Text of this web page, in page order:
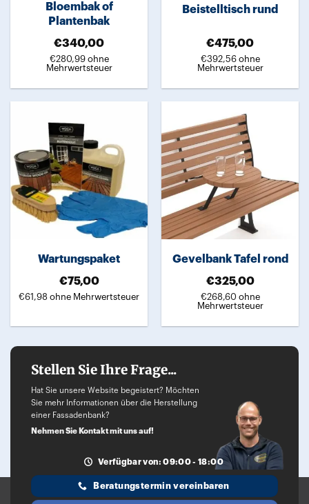
Bloembak of
Plantenbak
€340,00
€280,99ohne
Mehrwertsteuer
mehrere
Varianten
auf.
Die
Optionen
können
der
Produktseite
gewählt
Beistelltisch rund
€475,00
€392,56ohne
Mehrwertsteuer
Wartungspaket
€75,00
€61,98 ohne Mehrwertsteuer
mehrere
Varianten
auf.
Die
können
auf
der
Gevelbank Tafel rond
€325,00
€268,60 ohne
Mehrwertsteuer
Stellen Sie Ihre Frage...
Hat Sie unsere Website begeistert? Möchten
Sie mehr Informationen über die Herstellung
einer Fassadenbank?
Nehmen Sie Kontakt mit uns auf!
Verfügbar von: 09:00 - 18:00
Beratungstermin vereinbaren